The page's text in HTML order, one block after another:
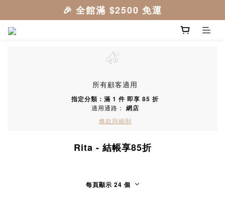
所有顧客適用
指定分類：滿 1 件 即享 85 折
適用通路： 網店
條款與細則
Rita - 結帳享85折
每頁顯示 24 個